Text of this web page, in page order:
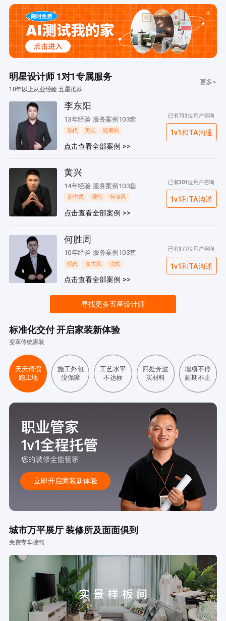
明星设计师 1对1专属服务
10年以上从业经验 五星推荐
更多>
李东阳
13年经验 服务案例103套
现代 美式 轻奢风
点击查看全部案例 >>
已有733位用户咨询
1v1和TA沟通
黄兴
14年经验 服务案例103套
新中式 现代 轻奢风
点击查看全部案例 >>
已有301位用户咨询
1v1和TA沟通
何胜周
10年经验 服务案例103套
现代 复古风 法式
点击查看全部案例 >>
已有377位用户咨询
1v1和TA沟通
寻找更多五星设计师
标准化交付 开启家装新体验
变革传统家装
天天请假
跑工地
施工外包
没保障
工艺水平
不达标
四处奔波
买材料
增项不停
延期不止
立即开启家装新体验
城市万平展厅 装修所及面面俱到
免费专车接驾